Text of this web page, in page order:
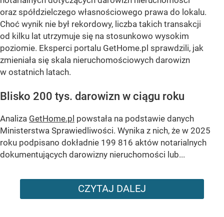
oraz spółdzielczego własnościowego prawa do lokalu.
Choć wynik nie był rekordowy, liczba takich transakcji
od kilku lat utrzymuje się na stosunkowo wysokim
poziomie. Eksperci portalu GetHome.pl sprawdzili, jak
zmieniała się skala nieruchomościowych darowizn
w ostatnich latach.
Blisko 200 tys. darowizn w ciągu roku
Analiza GetHome.pl powstała na podstawie danych
Ministerstwa Sprawiedliwości. Wynika z nich, że w 2025
roku podpisano dokładnie 199 816 aktów notarialnych
dokumentujących darowizny nieruchomości lub...
CZYTAJ DALEJ